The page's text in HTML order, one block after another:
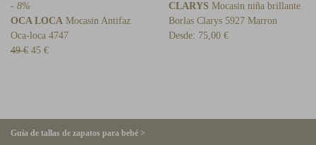
- 8%
OCA LOCA Mocasin Antifaz
Oca-loca 4747
49 € 45 €
CLARYS Mocasin niña brillante
Borlas Clarys 5927 Marron
Desde: 75,00 €
Guía de tallas de zapatos para bebé >